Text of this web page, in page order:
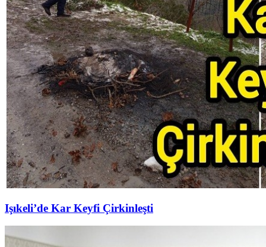
Işıkeli’de Kar Keyfi Çirkinleşti